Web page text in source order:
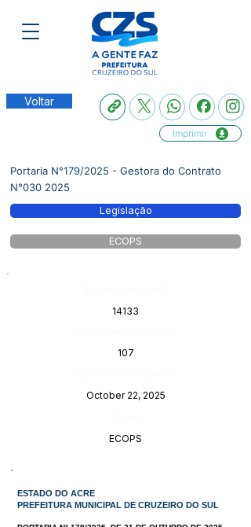
Voltar
Imprimir
Portaria N°179/2025 - Gestora do Contrato
N°030 2025
Legislação
ECOPS
14133
107
October 22, 2025
ECOPS
ESTADO DO ACRE
PREFEITURA MUNICIPAL DE CRUZEIRO DO SUL